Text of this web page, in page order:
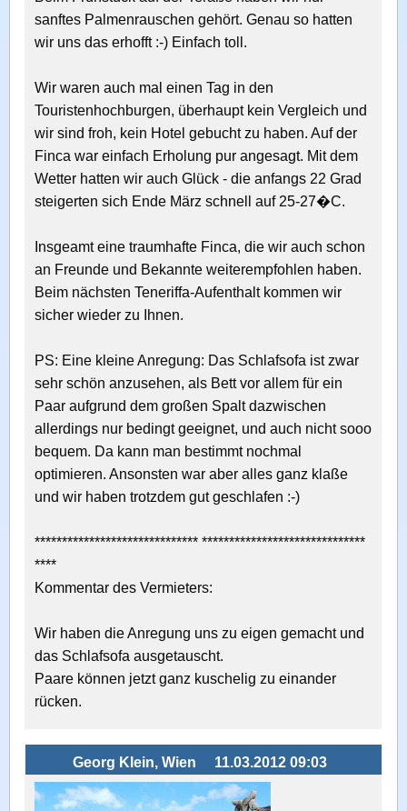
sanftes Palmenrauschen gehört. Genau so hatten
wir uns das erhofft :-) Einfach toll.
Wir waren auch mal einen Tag in den
Touristenhochburgen, überhaupt kein Vergleich und
wir sind froh, kein Hotel gebucht zu haben. Auf der
Finca war einfach Erholung pur angesagt. Mit dem
Wetter hatten wir auch Glück - die anfangs 22 Grad
steigerten sich Ende März schnell auf 25-27�C.
Insgeamt eine traumhafte Finca, die wir auch schon
an Freunde und Bekannte weiterempfohlen haben.
Beim nächsten Teneriffa-Aufenthalt kommen wir
sicher wieder zu Ihnen.
PS: Eine kleine Anregung: Das Schlafsofa ist zwar
sehr schön anzusehen, als Bett vor allem für ein
Paar aufgrund dem großen Spalt dazwischen
allerdings nur bedingt geeignet, und auch nicht sooo
bequem. Da kann man bestimmt nochmal
optimieren. Ansonsten war aber alles ganz klaße
und wir haben trotzdem gut geschlafen :-)
****************************** ******************************
****
Kommentar des Vermieters:
Wir haben die Anregung uns zu eigen gemacht und
das Schlafsofa ausgetauscht.
Paare können jetzt ganz kuschelig zu einander
rücken.
Georg Klein, Wien 11.03.2012 09:03